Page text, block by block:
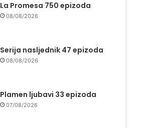
La Promesa 750 epizoda
08/08/2026
Serija nasljednik 47 epizoda
08/08/2026
Plamen ljubavi 33 epizoda
07/08/2026